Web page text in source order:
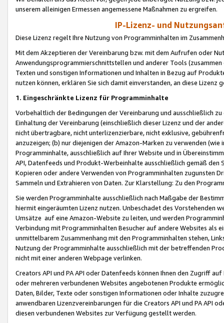
unserem alleinigen Ermessen angemessene Maßnahmen zu ergreifen.
IP-Lizenz- und
Diese Lizenz regelt Ihre Nutzung von Programminhalten im
Mit dem Akzeptieren der Vereinbarung bzw. mit dem Aufrufen oder
Anwendungsprogrammierschnittstellen und anderer Tools (zusammen
Texten und sonstigen Informationen und Inhalten in Bezug auf
nutzen können, erklären Sie sich damit einverstanden, an diese Lizenz
1. Eingeschränkte Lizenz für Programminhalte
Vorbehaltlich der Bedingungen der Vereinbarung und ausschließlich
Einhaltung der Vereinbarung (einschließlich dieser Lizenz und der
nicht übertragbare, nicht unterlizenzierbare, nicht exklusive,
anzuzeigen; (b) nur diejenigen der Amazon-Marken zu verwenden
Programminhalte, ausschließlich auf Ihrer Website und in
API, Datenfeeds und Produkt-Werbeinhalte ausschließlich gemäß
Kopieren oder andere Verwenden von Programminhalten zugunsten
Sammeln und Extrahieren von Daten. Zur Klarstellung: Zu den
Sie werden Programminhalte ausschließlich nach Maßgabe der
hiermit eingeräumten Lizenz nutzen. Unbeschadet des Vorstehenden
Umsätze auf eine Amazon-Website zu leiten, und werden
Verbindung mit Programminhalten Besucher auf andere Websites als
unmittelbarem Zusammenhang mit den Programminhalten stehen,
Nutzung der Programminhalte ausschließlich mit der betreffenden
nicht mit einer anderen Webpage verlinken.
Creators API und PA API oder Datenfeeds können Ihnen den Zugriff
oder mehreren verbundenen Websites angebotenen Produkte
Daten, Bilder, Texte oder sonstigen Informationen oder Inhalte
anwendbaren Lizenzvereinbarungen für die Creators API und PA API
diesen verbundenen Websites zur Verfügung gestellt werden.